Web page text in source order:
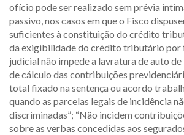
ofício pode ser realizado sem prévia
passivo, nos casos em que o Fisco
suficientes à constituição do crédito
da exigibilidade do crédito tributário por
judicial não impede a lavratura de auto de
de cálculo das contribuições
total fixado na sentença ou acordo
quando as parcelas legais de incidência
discriminadas”; “Não incidem
sobre as verbas concedidas aos